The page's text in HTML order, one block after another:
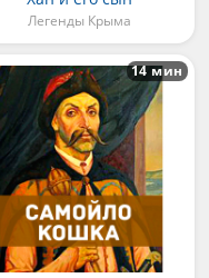
Легенды Крыма
14 мин